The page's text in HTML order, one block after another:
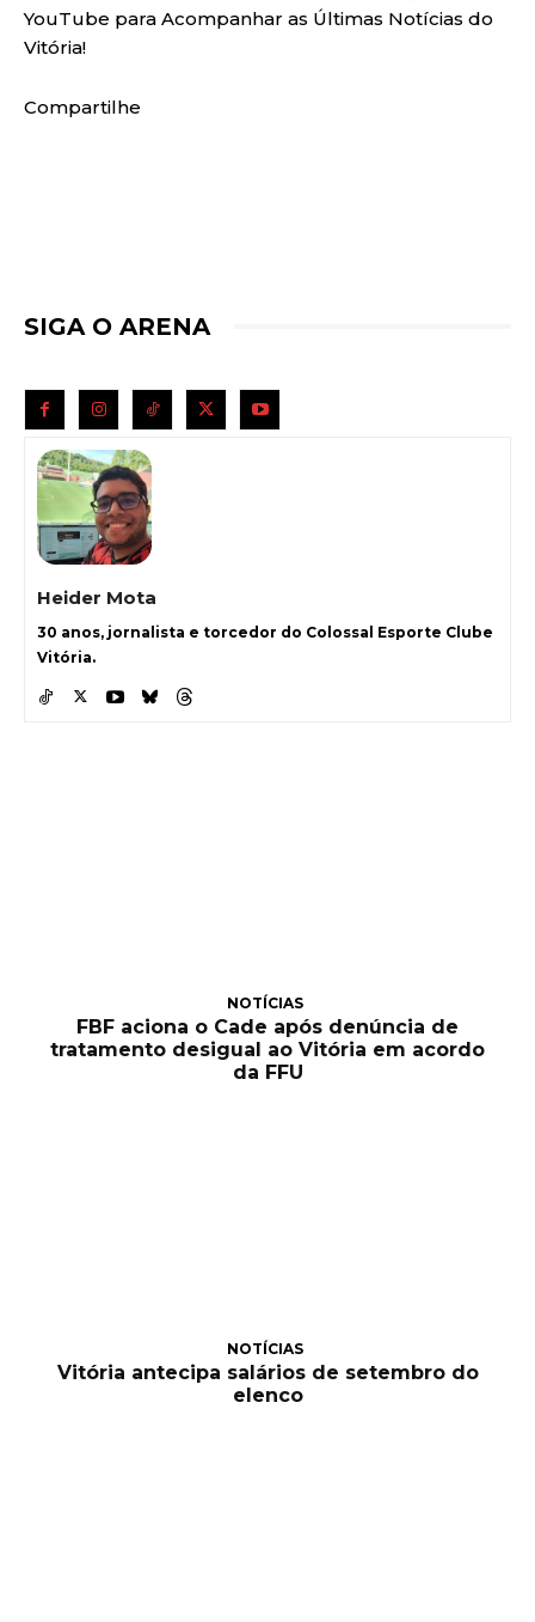
YouTube para Acompanhar as Últimas Notícias do
Vitória!
Compartilhe
SIGA O ARENA
Heider Mota
30 anos, jornalista e torcedor do Colossal Esporte Clube
Vitória.
NOTÍCIAS
FBF aciona o Cade após denúncia de
tratamento desigual ao Vitória em acordo
da FFU
NOTÍCIAS
Vitória antecipa salários de setembro do
elenco